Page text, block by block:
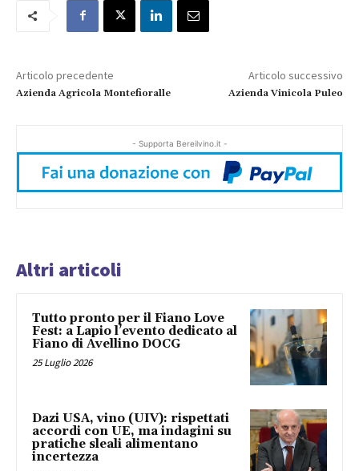
Articolo precedente
Azienda Agricola Montefioralle
Articolo successivo
Azienda Vinicola Puleo
- Supporta Bereilvino.it -
Altri articoli
Tutto pronto per il Fiano Love
Fest: a Lapio l’evento dedicato al
Fiano di Avellino DOCG
25 Luglio 2026
Dazi USA, vino (UIV): rispettati
accordi con UE, ma indagini su
pratiche sleali alimentano
incertezza